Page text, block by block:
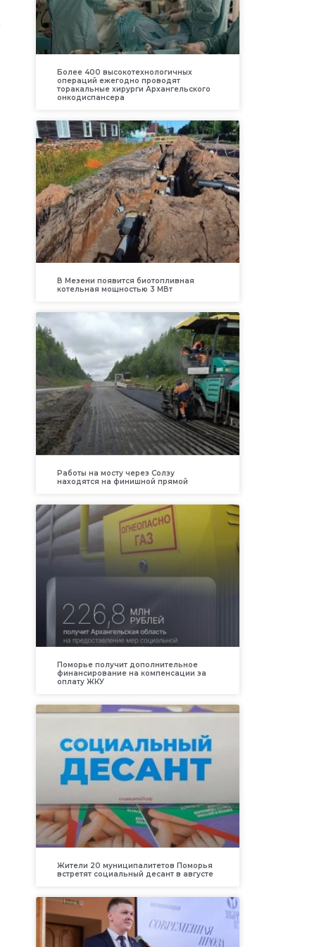
Более 400 высокотехнологичных
операций ежегодно проводят
торакальные хирурги Архангельского
онкодиспансера
В Мезени появится биотопливная
котельная мощностью 3 МВт
Работы на мосту через Солзу
находятся на финишной прямой
Поморье получит дополнительное
финансирование на компенсации за
оплату ЖКУ
Жители 20 муниципалитетов Поморья
встретят социальный десант в августе